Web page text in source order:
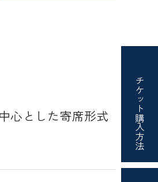
チケット
購入方法
心とした寄席形式